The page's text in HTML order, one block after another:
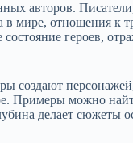
авторов.
в мире, отношения к
героев,
создают
Примеры можно
делает сюжеты